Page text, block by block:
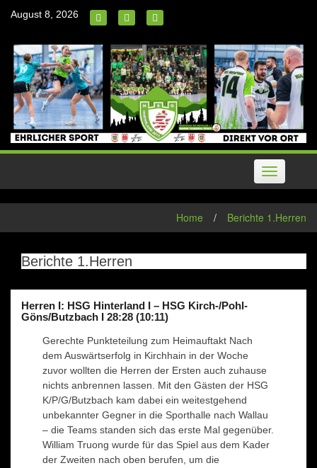
August 8, 2026
Toggle
navigation
Home / Berichte 1.Herren
Berichte 1.Herren
Herren I: HSG Hinterland I – HSG Kirch-/Pohl-
Göns/Butzbach I 28:28 (10:11)
Gerechte Punkteteilung zum Heimauftakt Nach
dem Auswärtserfolg in Kirchhain in der Woche
zuvor wollten die Herren der Ersten auch zuhause
nichts anbrennen lassen. Mit den Gästen der HSG
K/P/G/Butzbach kam dabei ein weitestgehend
unbekannter Gegner in die Sporthalle nach Wallau
– die Teams standen sich das erste Mal gegenüber.
William Truong wurde für das Spiel aus dem Kader
der Zweiten nach oben berufen, um die